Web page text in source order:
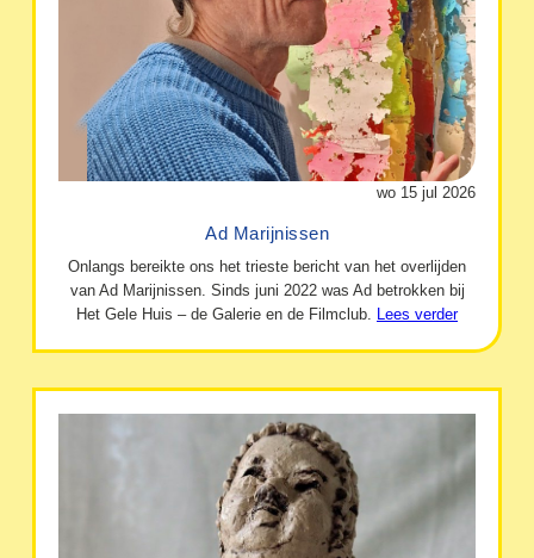
wo 15 jul 2026
Ad Marijnissen
Onlangs bereikte ons het trieste bericht van het overlijden
van Ad Marijnissen. Sinds juni 2022 was Ad betrokken bij
Het Gele Huis – de Galerie en de Filmclub. Lees verder